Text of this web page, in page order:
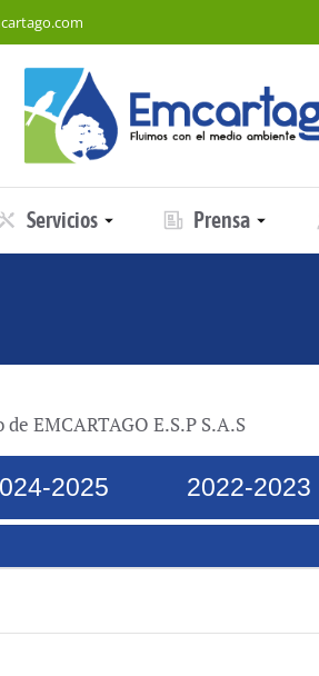
Servicios Prensa
EMCARTAGO E.S.P S.A.S
2025 2022-2023